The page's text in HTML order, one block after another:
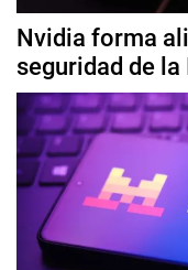
Nvidia forma
seguridad de la